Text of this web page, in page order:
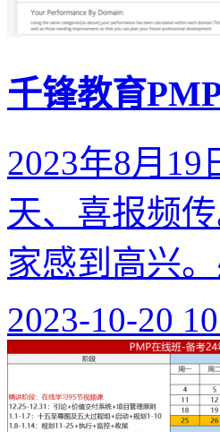
千锋教育
2023年8月
天、喜报频
家感到高兴
2023-10-20